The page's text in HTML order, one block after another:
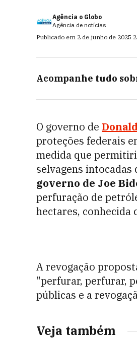
Agência o Globo
Agência de notícias
Publicado em 2 de junho de 2025
Acompanhe tudo
O governo de
proteções federais
medida que
selvagens
governo de Joe
perfuração de
hectares, conhecida
A revogação
"perfurar, perfurar,
públicas e a
Veja também